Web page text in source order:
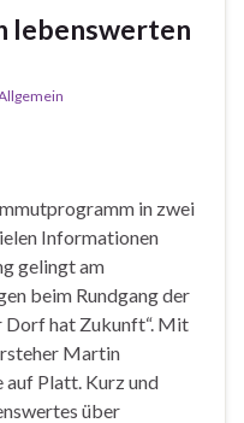
lebenswerten
in zwei
Informationen
gelingt am
beim Rundgang der
Dorf hat Zukunft“. Mit
Martin
auf Platt. Kurz und
über